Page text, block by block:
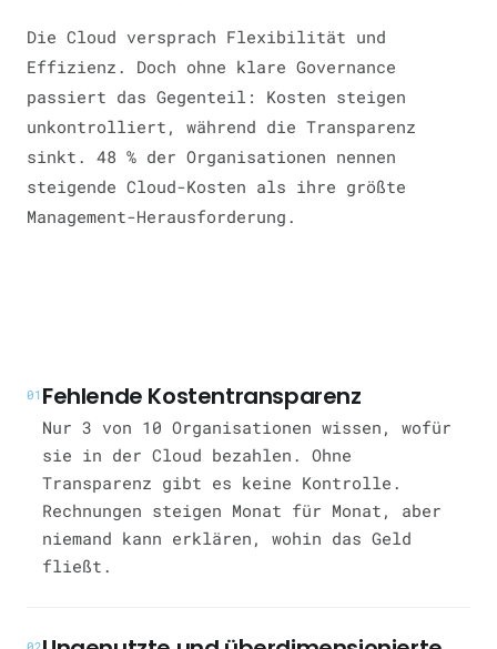
Die Cloud versprach Flexibilität und
Effizienz. Doch ohne klare Governance
passiert das Gegenteil: Kosten steigen
unkontrolliert, während die Transparenz
sinkt. 48 % der Organisationen nennen
steigende Cloud-Kosten als ihre größte
Management-Herausforderung.
01 Fehlende Kostentransparenz
Nur 3 von 10 Organisationen wissen, wofür
sie in der Cloud bezahlen. Ohne
Transparenz gibt es keine Kontrolle.
Rechnungen steigen Monat für Monat, aber
niemand kann erklären, wohin das Geld
fließt.